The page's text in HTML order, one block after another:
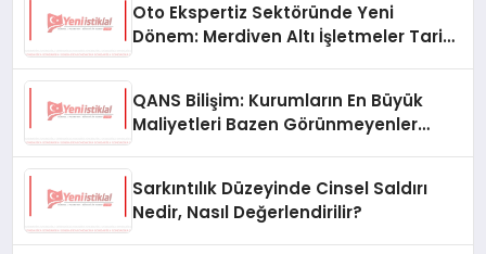
Oto Ekspertiz Sektöründe Yeni
Dönem: Merdiven Altı İşletmeler Tarih
QANS Bilişim: Kurumların En Büyük
Maliyetleri Bazen Görünmeyenler
Sarkıntılık Düzeyinde Cinsel Saldırı
Nedir, Nasıl Değerlendirilir?